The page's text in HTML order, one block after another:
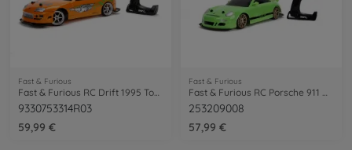
Fast & Furious
9330753314R03
59,99 €
Fast & Furious
253209008
57,99 €